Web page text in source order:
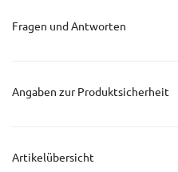
Fragen und Antworten
Angaben zur Produktsicherheit
Artikelübersicht